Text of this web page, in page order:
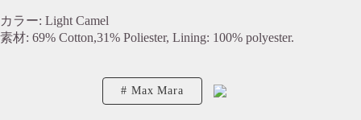
カラー: Light Camel
素材: 69% Cotton,31% Poliester, Lining: 100% polyester.
Max Mara